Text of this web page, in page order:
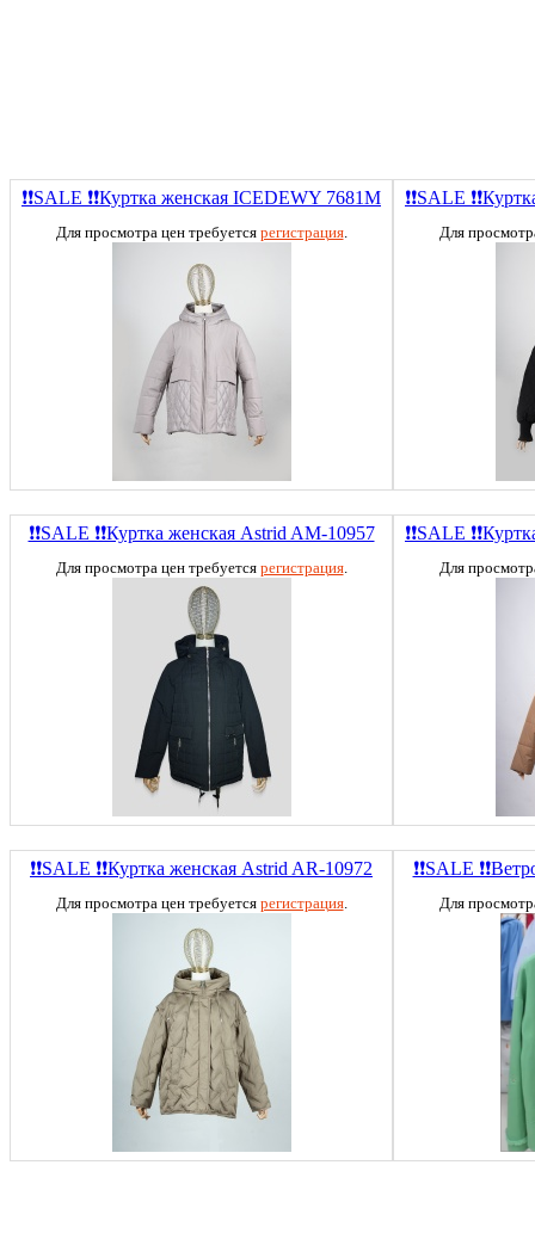
❗❗SALE ❗❗Куртка женская ICEDEWY 7681M
Для просмотра цен требуется регистрация.
❗❗SALE
Для
❗❗SALE ❗❗Куртка женская Astrid AM-10957
Для просмотра цен требуется регистрация.
❗❗SALE
Для
❗❗SALE ❗❗Куртка женская Astrid AR-10972
Для просмотра цен требуется регистрация.
❗❗SALE
Для